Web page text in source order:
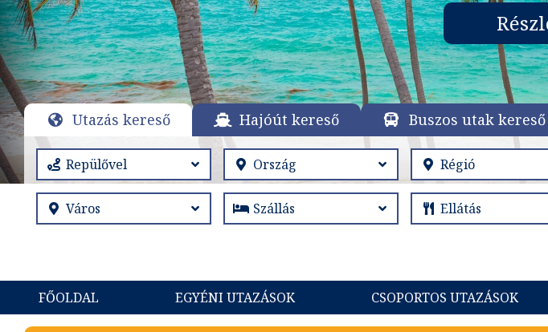
Utazás kereső Hajóút kereső Buszos utak kereső
FŐOLDAL EGYÉNI UTAZÁSOK CSOPORTOS UTAZÁSOK